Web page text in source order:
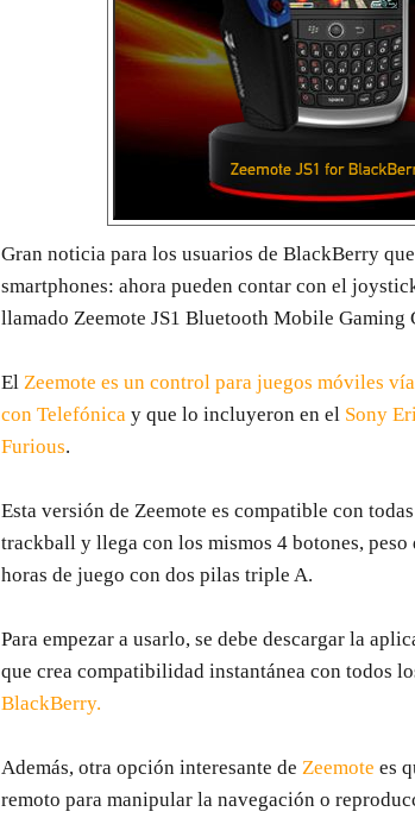
Gran noticia para los usuarios de BlackBerry
smartphones: ahora pueden contar con el
llamado Zeemote JS1 Bluetooth Mobile Gaming
El Zeemote es un control para juegos móviles
con Telefónica y que lo incluyeron en el Sony
Furious.
Esta versión de Zeemote es compatible con
trackball y llega con los mismos 4 botones, peso
horas de juego con dos pilas triple A.
Para empezar a usarlo, se debe descargar la
que crea compatibilidad instantánea con todos
BlackBerry.
Además, otra opción interesante de Zeemote es
remoto para manipular la navegación o